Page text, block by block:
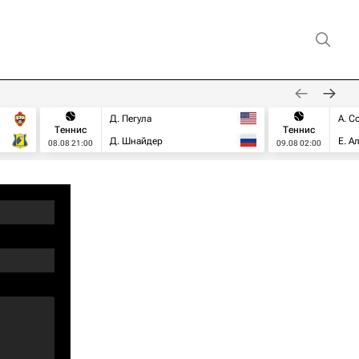
Теннис
08.08 21:00
Д. Пегула
Д. Шнайдер
Теннис
09.08 02:00
А.
Е.